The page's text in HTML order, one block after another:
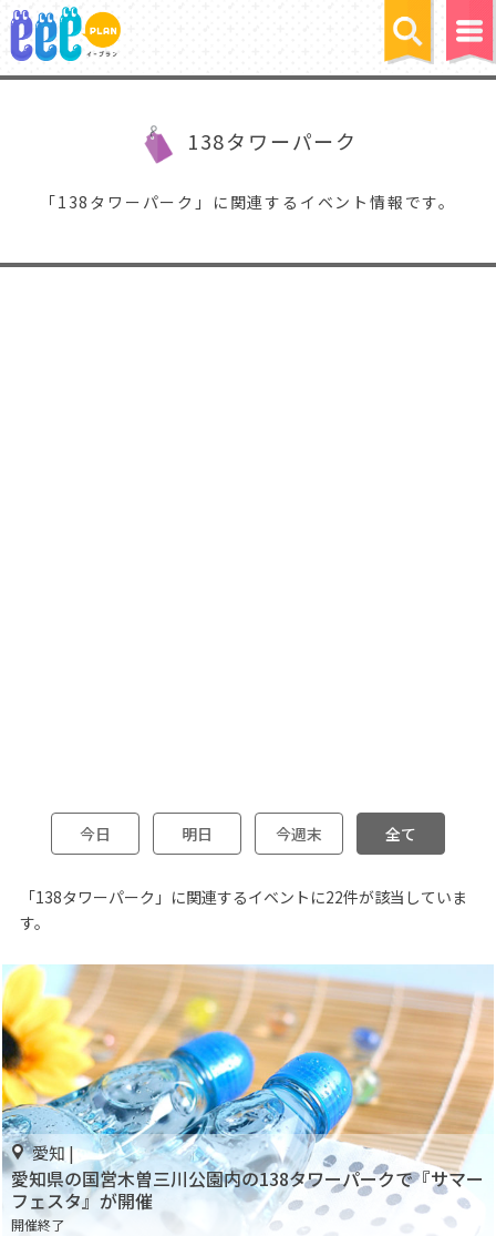
138タワーパーク
「138タワーパーク」に関連するイベント情報です。
今日 明日 今週末 全て
「138タワーパーク」に関連するイベントに22件が該当していま
す。
愛知 |
愛知県の国営木曽三川公園内の138タワーパークで『サマー
フェスタ』が開催
開催終了